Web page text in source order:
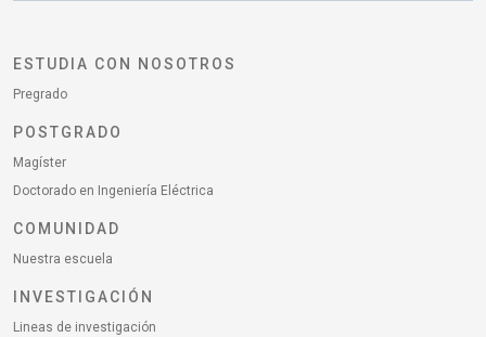
ESTUDIA CON NOSOTROS
Pregrado
POSTGRADO
Magíster
Doctorado en Ingeniería Eléctrica
COMUNIDAD
Nuestra escuela
INVESTIGACIÓN
Lineas de investigación